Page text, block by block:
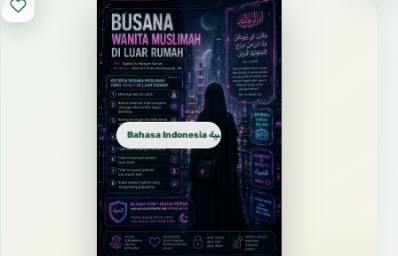
Bahasa Indonesia الإندونيسية